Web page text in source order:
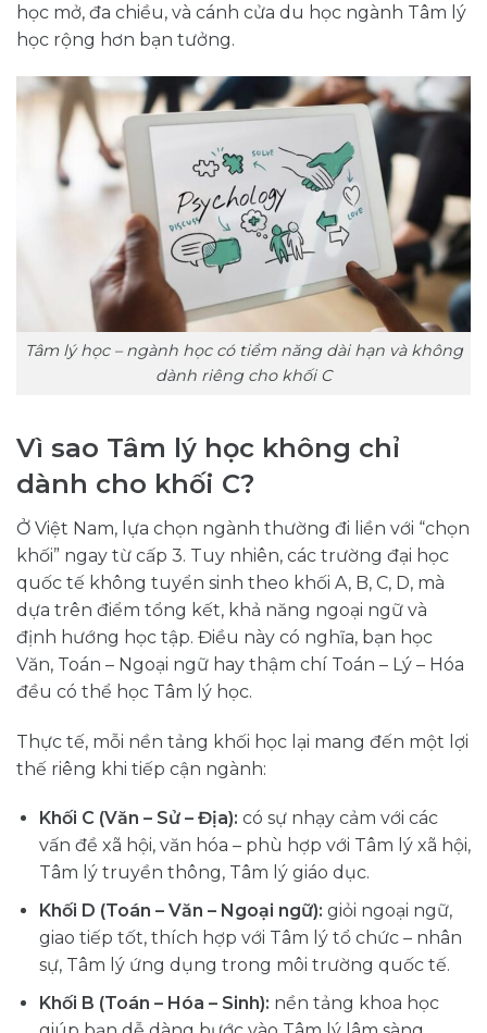
học mở, đa chiều, và cánh cửa du học ngành Tâm lý
học rộng hơn bạn tưởng.
Tâm lý học – ngành học có tiềm năng dài hạn và không
dành riêng cho khối C
Vì sao Tâm lý học không chỉ
dành cho khối C?
Ở Việt Nam, lựa chọn ngành thường đi liền với “chọn
khối” ngay từ cấp 3. Tuy nhiên, các trường đại học
quốc tế không tuyển sinh theo khối A, B, C, D, mà
dựa trên điểm tổng kết, khả năng ngoại ngữ và
định hướng học tập. Điều này có nghĩa, bạn học
Văn, Toán – Ngoại ngữ hay thậm chí Toán – Lý – Hóa
đều có thể học Tâm lý học.
Thực tế, mỗi nền tảng khối học lại mang đến một lợi
thế riêng khi tiếp cận ngành:
Khối C (Văn – Sử – Địa): có sự nhạy cảm với các
vấn đề xã hội, văn hóa – phù hợp với Tâm lý xã hội,
Tâm lý truyền thông, Tâm lý giáo dục.
Khối D (Toán – Văn – Ngoại ngữ): giỏi ngoại ngữ,
giao tiếp tốt, thích hợp với Tâm lý tổ chức – nhân
sự, Tâm lý ứng dụng trong môi trường quốc tế.
Khối B (Toán – Hóa – Sinh): nền tảng khoa học